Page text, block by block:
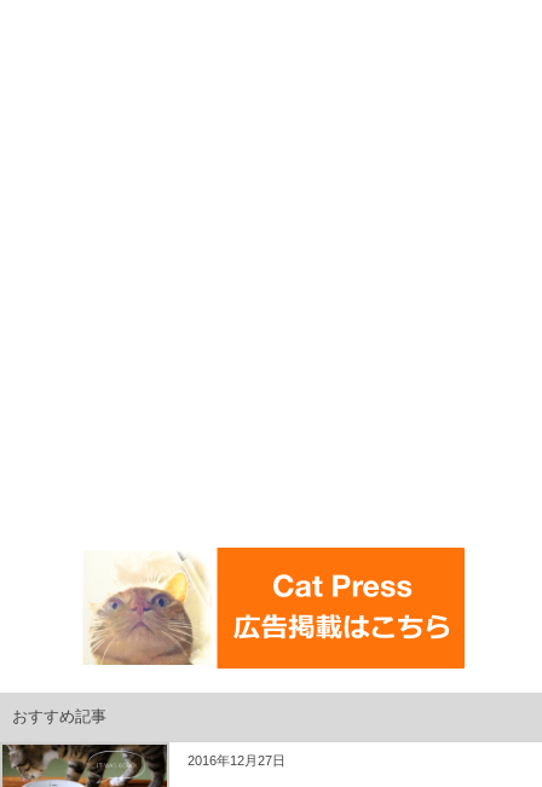
おすすめ記事
2016年12月27日